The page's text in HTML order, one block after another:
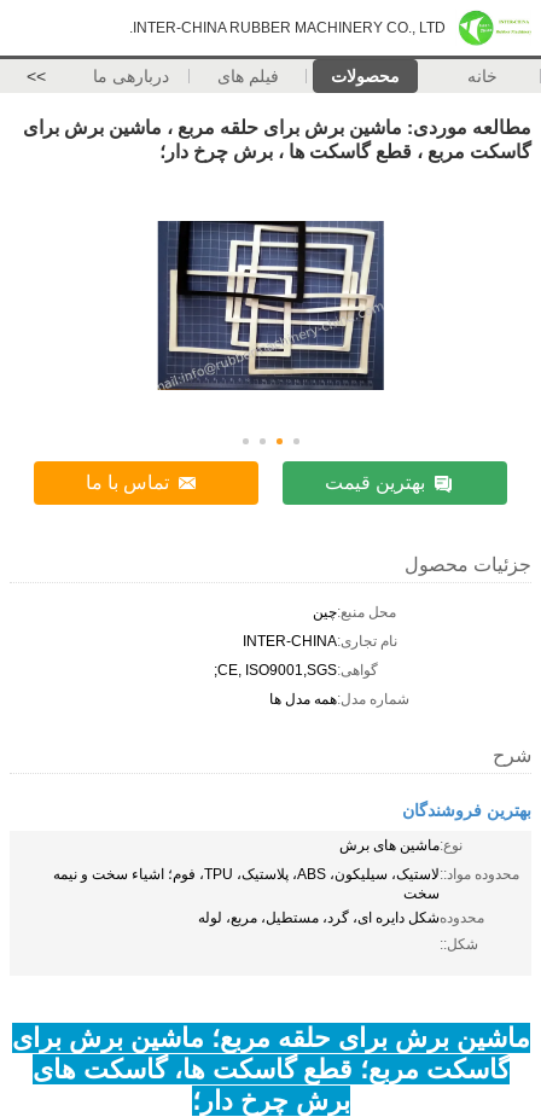
INTER-CHINA RUBBER MACHINERY CO., LTD.
خانه محصولات فیلم های دربارهی ما >>
مطالعه موردی: ماشین برش برای حلقه مربع ، ماشین برش برای
گاسکت مربع ، قطع گاسکت ها ، برش چرخ دار؛
بهترین قیمت تماس با ما
جزئیات محصول
محل منبع:چین
نام تجاری:INTER-CHINA
گواهی:CE, ISO9001,SGS;
شماره مدل:همه مدل ها
شرح
بهترین فروشندگان
نوع:ماشین های برش
محدوده مواد::
لاستیک، سیلیکون، ABS، پلاستیک، TPU، فوم؛ اشیاء سخت و نیمه
سخت
محدوده
شکل::
شکل دایره ای، گرد، مستطیل، مربع، لوله
ماشین برش برای حلقه مربع؛ ماشین برش برای
گاسکت مربع؛ قطع گاسکت ها، گاسکت های
برش چرخ دار؛